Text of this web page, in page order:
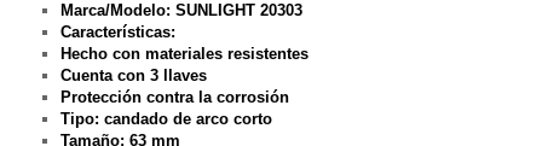
Marca/Modelo: SUNLIGHT 20303
Características:
Hecho con materiales resistentes
Cuenta con 3 llaves
Protección contra la corrosión
Tipo: candado de arco corto
Tamaño: 63 mm